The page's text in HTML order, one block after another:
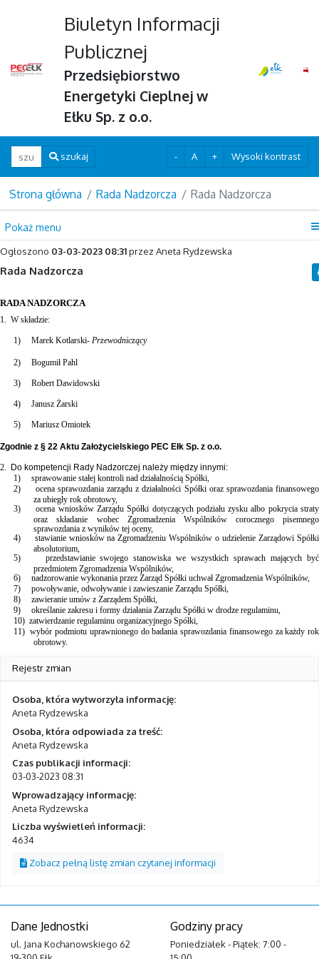
Biuletyn Informacji
Publicznej
Przedsiębiorstwo
Energetyki Cieplnej w
Ełku Sp. z o.o.
Wpisz szukaną frazę
szukaj - A + Wysoki kontrast
Strona główna Rada Nadzorcza Rada Nadzorcza
Pokaż menu
Ogłoszono 03-03-2023 08:31przez Aneta Rydzewska
Rada Nadzorcza
RADA NADZORCZA
1. W składzie:
1) Marek Kotlarski- Przewodniczący
2) Bogumił Pahl
3) Robert Dawidowski
4) Janusz Żarski
5) Mariusz Omiotek
Zgodnie z § 22 Aktu Założycielskiego PEC Ełk Sp. z o.o.
2.
Do kompetencji Rady Nadzorczej należy między innymi:
1)
sprawowanie stałej kontroli nad działalnością Spółki,
2)
ocena sprawozdania zarządu z działalności Spółki oraz sprawozdania finansowego
za ubiegły rok obrotowy,
3)
ocena wniosków Zarządu Spółki dotyczących podziału zysku albo pokrycia straty
oraz składanie wobec Zgromadzenia Wspólników corocznego pisemnego
sprawozdania z wyników tej oceny,
4)
stawianie wniosków na Zgromadzeniu Wspólników o udzielenie Zarządowi Spółki
absolutorium,
5)
przedstawianie swojego stanowiska we wszystkich sprawach mających być
przedmiotem Zgromadzenia Wspólników,
6)
nadzorowanie wykonania przez Zarząd Spółki uchwał Zgromadzenia Wspólników,
7)
powoływanie, odwoływanie i zawieszanie Zarządu Spółki,
8)
zawieranie umów z Zarządem Spółki,
9)
określanie zakresu i formy działania Zarządu Spółki w drodze regulaminu,
10) zatwierdzanie regulaminu organizacyjnego Spółki,
11) wybór podmiotu uprawnionego do badania sprawozdania finansowego za każdy rok
obrotowy.
Rejestr zmian
Osoba, która wytworzyła informację:
Aneta Rydzewska
Osoba, która odpowiada za treść:
Aneta Rydzewska
Czas publikacji informacji:
03-03-2023 08:31
Wprowadzający informację:
Aneta Rydzewska
Liczba wyświetleń informacji:
4634
Zobacz pełną listę zmian czytanej informacji
Dane Jednostki
ul. Jana Kochanowskiego 62
Godziny pracy
Poniedziałek - Piątek: 7:00 -